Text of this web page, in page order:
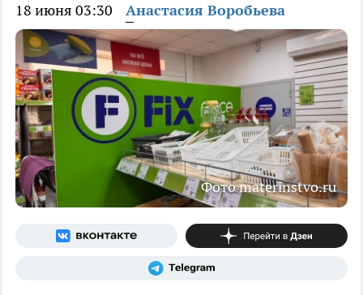
18 июня 03:30 Анастасия Воробьева
Фото materinstvo.ru